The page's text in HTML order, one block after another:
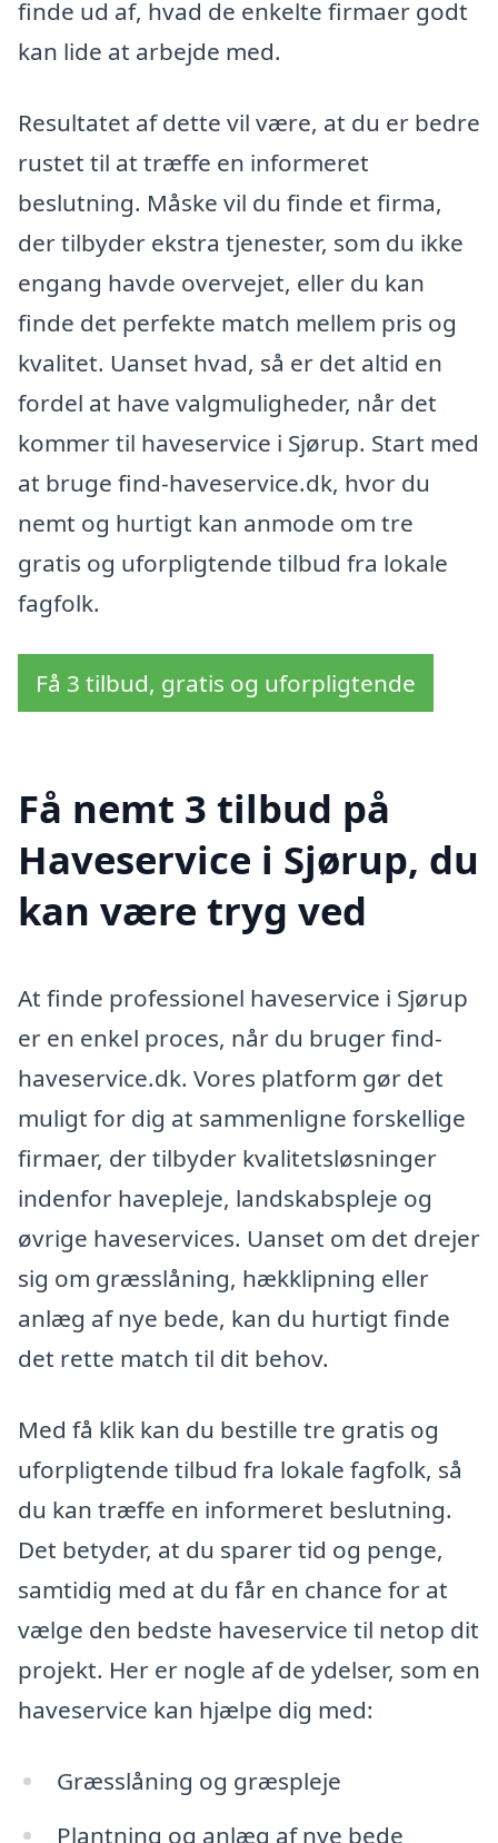
finde ud af, hvad de enkelte firmaer godt
kan lide at arbejde med.
Resultatet af dette vil være, at du er bedre
rustet til at træffe en informeret
beslutning. Måske vil du finde et firma,
der tilbyder ekstra tjenester, som du ikke
engang havde overvejet, eller du kan
finde det perfekte match mellem pris og
kvalitet. Uanset hvad, så er det altid en
fordel at have valgmuligheder, når det
kommer til haveservice i Sjørup. Start med
at bruge find-haveservice.dk, hvor du
nemt og hurtigt kan anmode om tre
gratis og uforpligtende tilbud fra lokale
fagfolk.
Få 3 tilbud, gratis og uforpligtende
Få nemt 3 tilbud på
Haveservice i Sjørup, du
kan være tryg ved
At finde professionel haveservice i Sjørup
er en enkel proces, når du bruger find-
haveservice.dk. Vores platform gør det
muligt for dig at sammenligne forskellige
firmaer, der tilbyder kvalitetsløsninger
indenfor havepleje, landskabspleje og
øvrige haveservices. Uanset om det drejer
sig om græsslåning, hækklipning eller
anlæg af nye bede, kan du hurtigt finde
det rette match til dit behov.
Med få klik kan du bestille tre gratis og
uforpligtende tilbud fra lokale fagfolk, så
du kan træffe en informeret beslutning.
Det betyder, at du sparer tid og penge,
samtidig med at du får en chance for at
vælge den bedste haveservice til netop dit
projekt. Her er nogle af de ydelser, som en
haveservice kan hjælpe dig med:
Græsslåning og græspleje
Plantning og anlæg af nye bede